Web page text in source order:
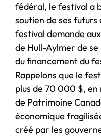
fédéral, le festival a
soutien de ses futurs
festival demande
de Hull-Aylmer de
du financement du
Rappelons que le
plus de 70 000 $, en
de Patrimoine
économique
créé par les